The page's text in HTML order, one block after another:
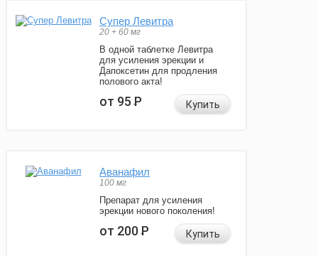
Супер Левитра
20 + 60 мг
В одной таблетке Левитра
для усиления эрекции и
Дапоксетин для продления
полового акта!
от 95Р Купить
Аванафил
100 мг
Препарат для усиления
эрекции нового поколения!
от 200Р Купить